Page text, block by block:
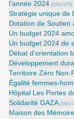
l’année 2024 (elusVX)
Stratégie unique de
Dotation de Soutien
Un budget 2024
Un budget 2024 de
Débat d’orientation
Développement
Territoire Zéro Non-
Égalité femmes-
Hôpital Les Portes
Solidarité GAZA (
Maison des